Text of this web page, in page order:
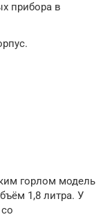
прибора в
горлом модель
1,8 литра. У